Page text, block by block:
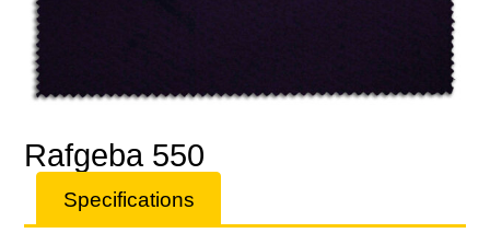
Rafgeba 550
Specifications